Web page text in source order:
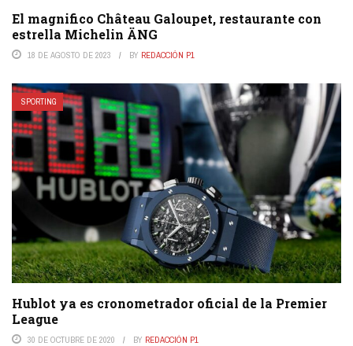
El magnifico Château Galoupet, restaurante con
estrella Michelin ÄNG
18 DE AGOSTO DE 2023 BY REDACCIÓN P1
SPORTING
Hublot ya es cronometrador oficial de la Premier
League
30 DE OCTUBRE DE 2020 BY REDACCIÓN P1